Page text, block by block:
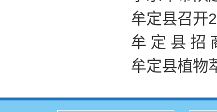
牟定县召开
牟 定 县 招
牟定县植物